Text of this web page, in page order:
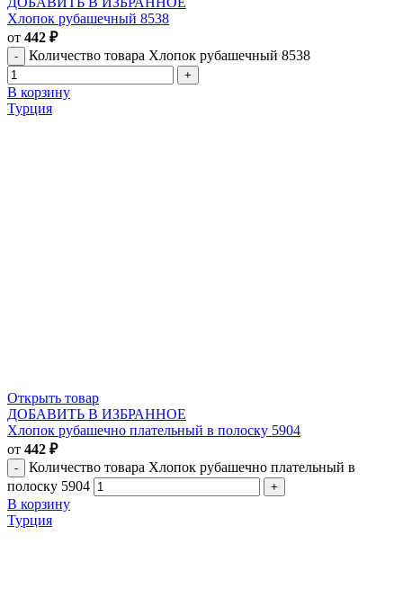
Хлопок рубашечный 8538
от 442 ₽
Количество товара Хлопок рубашечный 8538
В корзину
Турция
Открыть товар
ДОБАВИТЬ В ИЗБРАННОЕ
Хлопок рубашечно плательный в полоску 5904
от 442 ₽
Количество товара Хлопок рубашечно плательный в
полоску 5904
В корзину
Турция